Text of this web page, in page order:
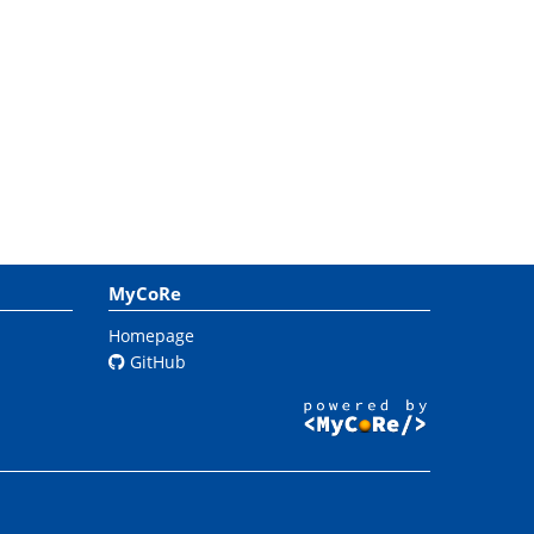
MyCoRe
Homepage
GitHub